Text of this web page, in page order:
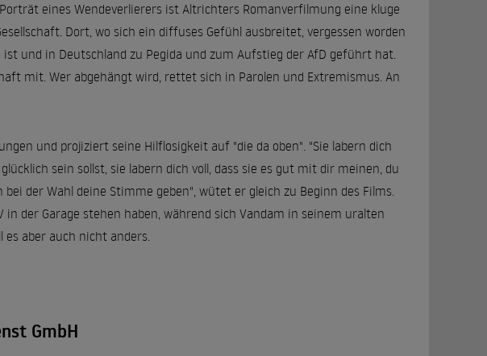
eines Wendeverlierers ist Altrichters Romanverfilmung eine kluge
Dort, wo sich ein diffuses Gefühl ausbreitet, vergessen worden
ist und in Deutschland zu Pegida und zum Aufstieg der AfD geführt hat.
mit. Wer abgehängt wird, rettet sich in Parolen und Extremismus. An
und projiziert seine Hilflosigkeit auf "die da oben". "Sie labern dich
sein sollst, sie labern dich voll, dass sie es gut mit dir meinen, du
der Wahl deine Stimme geben", wütet er gleich zu Beginn des Films.
in der Garage stehen haben, während sich Vandam in seinem uralten
es aber auch nicht anders.
GmbH